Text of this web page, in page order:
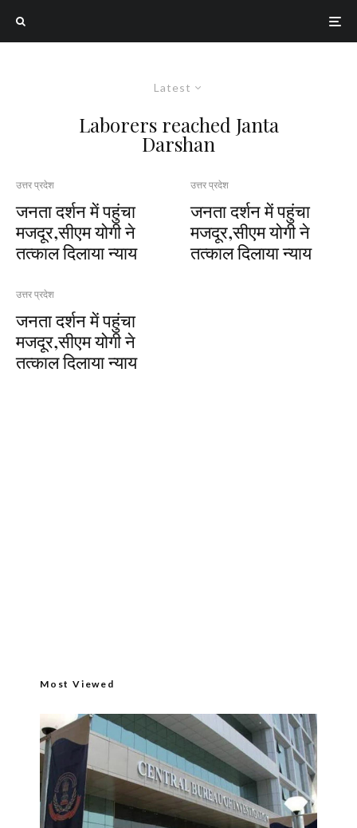
Latest
Laborers reached Janta
Darshan
उत्तर प्रदेश
जनता दर्शन में पहुंचा
मजदूर,सीएम योगी ने
तत्‍काल दिलाया न्‍याय
उत्तर प्रदेश
जनता दर्शन में पहुंचा
मजदूर,सीएम योगी ने
तत्‍काल दिलाया न्‍याय
उत्तर प्रदेश
जनता दर्शन में पहुंचा
मजदूर,सीएम योगी ने
तत्‍काल दिलाया न्‍याय
Most Viewed